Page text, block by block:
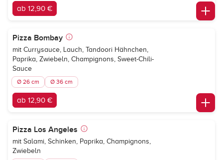
ab 12,90 €
Pizza Bombay
mit Currysauce, Lauch, Tandoori Hähnchen,
Paprika, Zwiebeln, Champignons, Sweet-Chili-
Sauce
Ø 26 cm Ø 36 cm
ab 12,90 €
Pizza Los Angeles
mit Salami, Schinken, Paprika, Champignons,
Zwiebeln